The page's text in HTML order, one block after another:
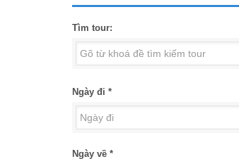
Tìm tour:
Ngày đi *
Ngày về *